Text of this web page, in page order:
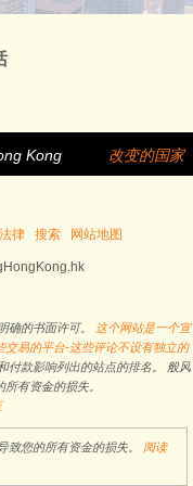
Kong 改变的国家
法律 搜索 网站地图
确的书面许可。 这个网站是一个宣
易的平台-这些评论不设有独立的
付款影响列出的站点的排名。 般风
有资金的损失。
致您的所有资金的损失。 阅读